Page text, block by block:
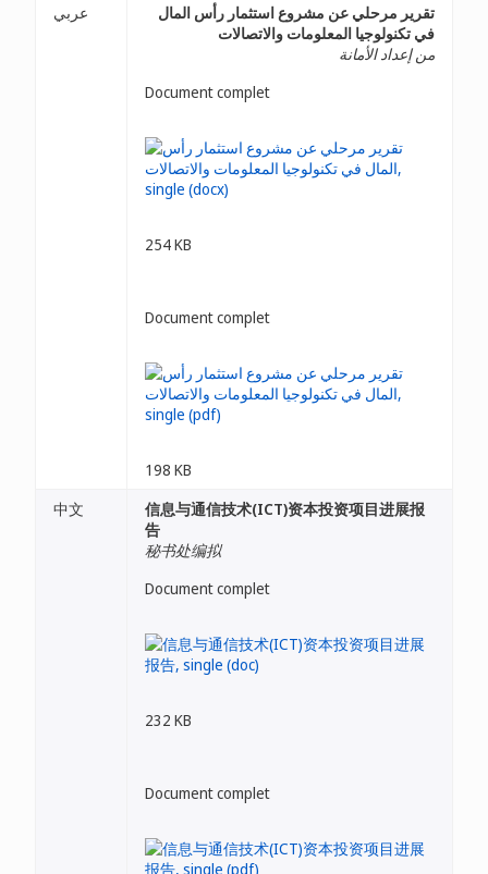
عربي
تقرير مرحلي عن مشروع استثمار رأس المال
في تكنولوجيا المعلومات والاتصالات
من إعداد الأمانة
Document complet
254 KB
Document complet
198 KB
中文
信息与通信技术(ICT)资本投资项目进展报
告
秘书处编拟
Document complet
232 KB
Document complet